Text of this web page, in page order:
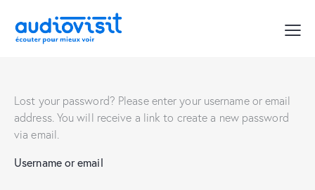
Lost your password? Please enter your username or email
address. You will receive a link to create a new password
via email.
Username or email